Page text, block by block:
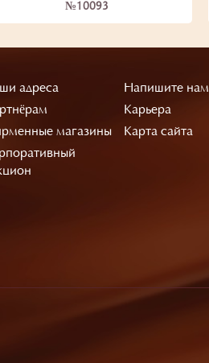
№10093
адреса
Напишите нам
Карьера
магазины
Карта сайта